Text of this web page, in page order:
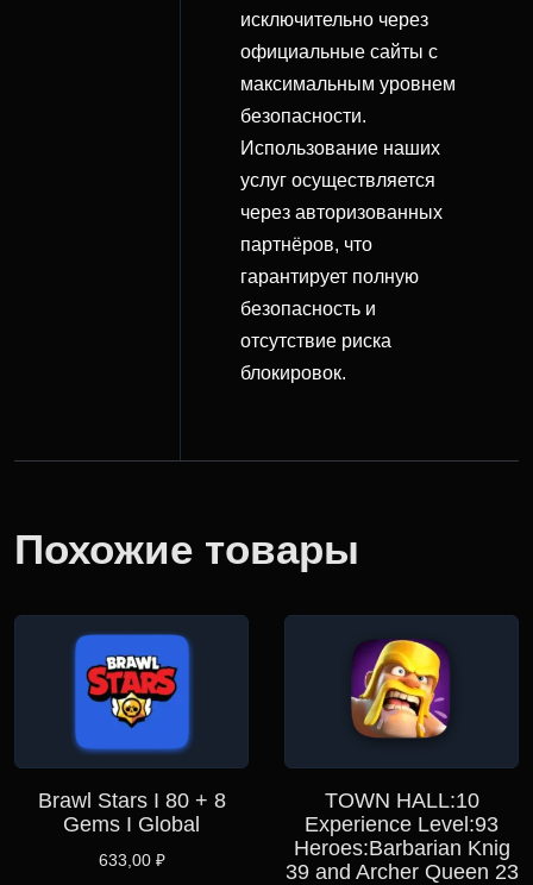
исключительно через
официальные сайты с
максимальным уровнем
безопасности.
Использование наших
услуг осуществляется
через авторизованных
партнёров, что
гарантирует полную
безопасность и
отсутствие риска
блокировок.
Похожие товары
Brawl Stars I 80 + 8
Gems I Global
633,00 ₽
TOWN HALL:10
Experience Level:93
Heroes:Barbarian Knig
39 and Archer Queen 23